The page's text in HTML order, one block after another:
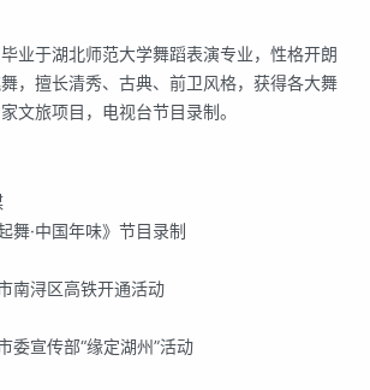
业于湖北师范大学舞蹈表演专业，性格开朗
，擅长清秀、古典、前卫风格，获得各大舞
文旅项目，电视台节目录制。
舞·中国年味》节目录制
南浔区高铁开通活动
委宣传部“缘定湖州”活动